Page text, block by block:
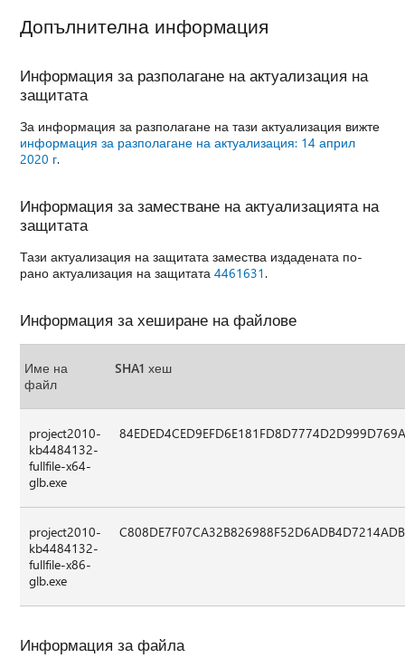
Допълнителна информация
Информация за разполагане на актуализация на
защитата
За информация за разполагане на тази актуализация вижте
информация за разполагане на актуализация: 14 април
2020 г.
Информация за заместване на актуализацията на
защитата
Тази актуализация на защитата замества издадената по-
рано актуализация на защитата4461631 .
Информация за хеширане на файлове
Име на
файл
SHA1 хеш
project2010-
kb4484132-
fullfile-x64-
glb.exe
project2010-
kb4484132-
fullfile-x86-
glb.exe
Информация за файла